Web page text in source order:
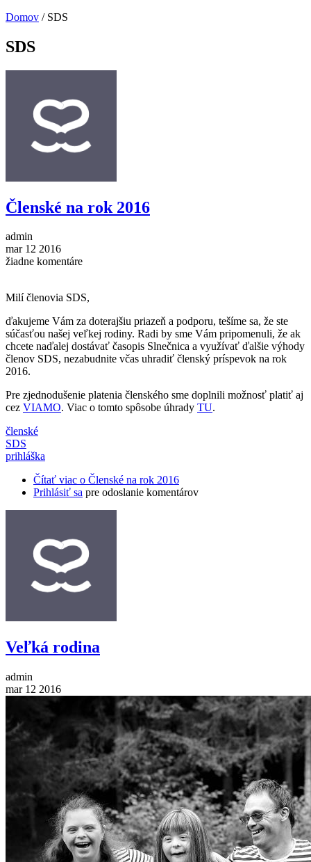
Domov / SDS
SDS
Členské na rok 2016
admin
mar 12 2016
žiadne komentáre
Milí členovia SDS,
ďakujeme Vám za doterajšiu priazeň a podporu, tešíme sa, že ste
súčasťou našej veľkej rodiny. Radi by sme Vám pripomenuli, že ak
chcete naďalej dostávať časopis Slnečnica a využívať ďalšie výhody
členov SDS, nezabudnite včas uhradiť členský príspevok na rok
2016.
Pre zjednodušenie platenia členského sme doplnili možnosť platiť aj
cez VIAMO. Viac o tomto spôsobe úhrady TU.
členské
SDS
prihláška
Čítať viac o Členské na rok 2016
Prihlásiť sa pre odoslanie komentárov
Veľká rodina
admin
mar 12 2016